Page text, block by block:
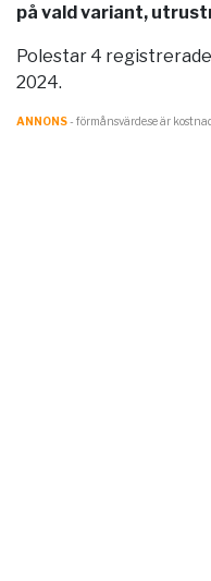
på vald variant,
Polestar 4
2024.
ANNONS- förmånsvärde.se är